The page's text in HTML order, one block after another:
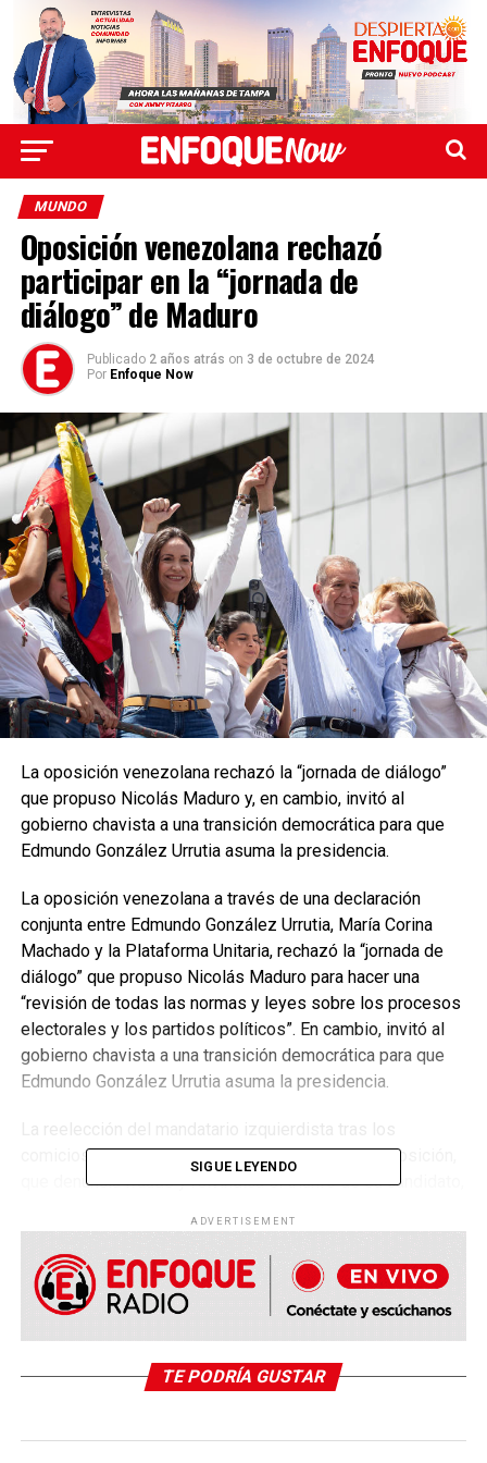
MUNDO
Oposición venezolana rechazó
participar en la “jornada de
diálogo” de Maduro
Publicado 2 años atrás on 3 de octubre de 2024
Por Enfoque Now
La oposición venezolana rechazó la “jornada de diálogo”
que propuso Nicolás Maduro y, en cambio, invitó al
gobierno chavista a una transición democrática para que
Edmundo González Urrutia asuma la presidencia.
La oposición venezolana a través de una declaración
conjunta entre Edmundo González Urrutia, María Corina
Machado y la Plataforma Unitaria, rechazó la “jornada de
diálogo” que propuso Nicolás Maduro para hacer una
“revisión de todas las normas y leyes sobre los procesos
electorales y los partidos políticos”. En cambio, invitó al
gobierno chavista a una transición democrática para que
Edmundo González Urrutia asuma la presidencia.
comicios del 28 de julio es desconocida por la oposición,
que denuncia fraude y reivindica el triunfo de su candidato,
de los votos.
Estados Unidos y buena parte de la comunidad
internacional también denuncian fraude electoral y piden la
reina del verdadero resultado, a lo que Caracas se niega.
SIGUE LEYENDO
ADVERTISEMENT
TE PODRÍA GUSTAR